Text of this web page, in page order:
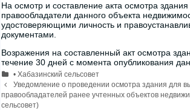
На осмотр и составление акта осмотра
правообладатели данного объекта
удостоверяющими личность и
документами.
Возражения на составленный акт осмотра
течение 30 дней с момента опубликования
Рубрики
• Хабазинский сельсовет
Навигация
записи
Уведомление о проведении осмотра здания для
правообладателей ранее учтенных объектов
сельсовет)